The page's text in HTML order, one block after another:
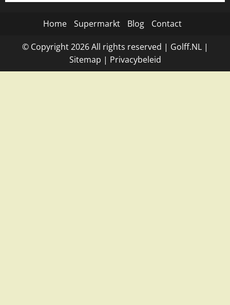
Home Supermarkt Blog Contact
© Copyright2026All rights reserved | Golff.NL|
Sitemap | Privacybeleid